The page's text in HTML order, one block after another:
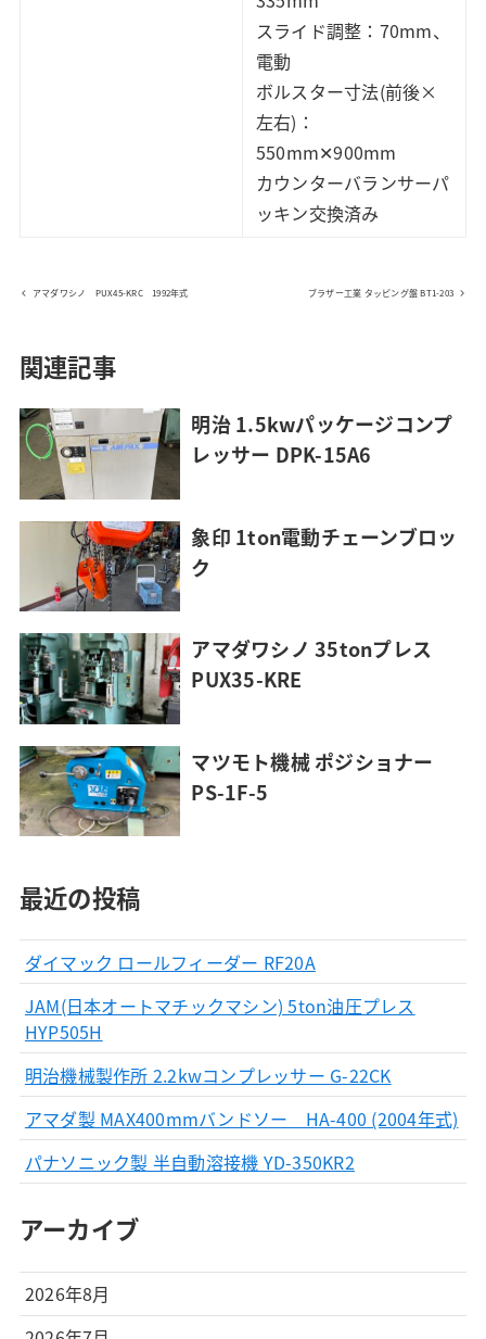
スライド調整：70mm、
電動
ボルスター寸法(前後×
左右)：
550mm✕900mm
カウンターバランサーパ
ッキン交換済み
アマダワシノ PUX45-KRC 1992年式 ブラザー工業 タッピング盤 BT1-203
関連記事
明治 1.5kwパッケージコンプ
レッサー DPK-15A6
象印 1ton電動チェーンブロッ
ク
アマダワシノ 35tonプレス
PUX35-KRE
マツモト機械 ポジショナー
PS-1F-5
最近の投稿
ダイマック ロールフィーダー RF20A
JAM(日本オートマチックマシン) 5ton油圧プレス
HYP505H
明治機械製作所 2.2kwコンプレッサー G-22CK
アマダ製 MAX400mmバンドソー HA-400 (2004年式)
パナソニック製 半自動溶接機 YD-350KR2
アーカイブ
2026年8月